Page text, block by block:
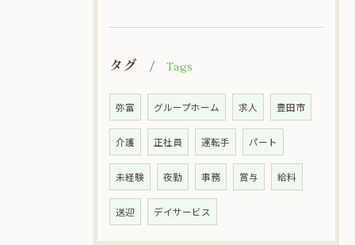
タグ Tags
弥富 グループホーム 求人 豊田市
介護 正社員 運転手 パート
未経験 夜勤 事務 賞与 給料
送迎 デイサービス